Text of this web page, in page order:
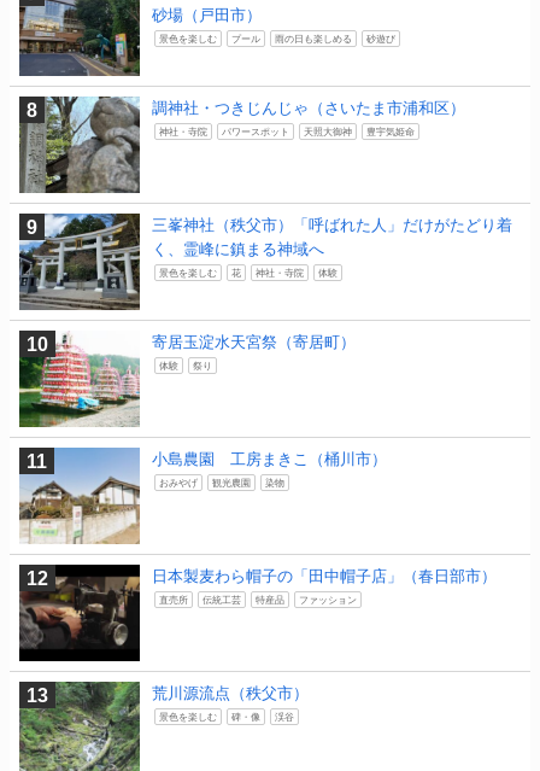
砂場（戸田市）
景色を楽しむ プール 雨の日も楽しめる 砂遊び
調神社・つきじんじゃ（さいたま市浦和区）
神社・寺院 パワースポット 天照大御神 豊宇気姫命
三峯神社（秩父市）「呼ばれた人」だけがたどり着
く、霊峰に鎮まる神域へ
景色を楽しむ 花 神社・寺院 体験
寄居玉淀水天宮祭（寄居町）
体験 祭り
小島農園 工房まきこ（桶川市）
おみやげ 観光農園 染物
日本製麦わら帽子の「田中帽子店」（春日部市）
直売所 伝統工芸 特産品 ファッション
荒川源流点（秩父市）
景色を楽しむ 碑・像 渓谷